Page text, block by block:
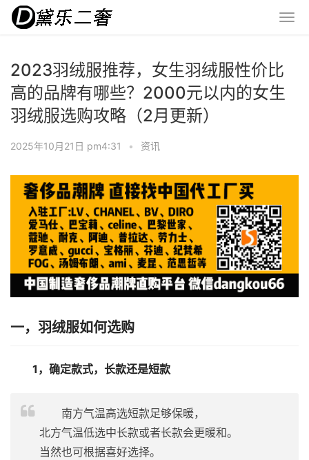
2023羽绒服推荐，女生羽绒服性价比
高的品牌有哪些？2000元以内的女生
羽绒服选购攻略（2月更新）
2025年10月21日 pm4:31 • 资讯
一，羽绒服如何选购
1，确定款式，长款还是短款
南方气温高选短款足够保暖，
北方气温低选中长款或者长款会更暖和。
当然也可根据喜好选择。